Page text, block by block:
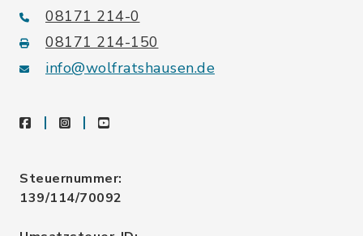
08171 214-0
08171 214-150
info@wolfratshausen.de
facebookinstagramyoutube
Steuernummer:
139/114/70092